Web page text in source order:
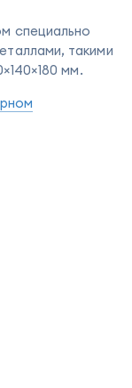
специально
такими
мм.